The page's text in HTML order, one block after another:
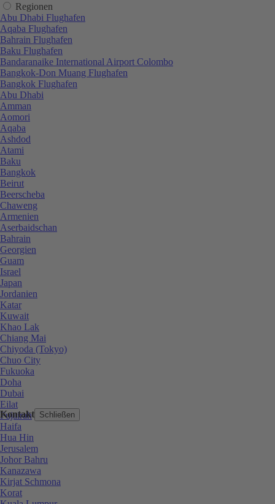
Kontakt Schließen
Regionen
Abu Dhabi Flughafen
Aqaba Flughafen
Bahrain Flughafen
Baku Flughafen
Bandaranaike International Airport Colombo
Bangkok-Don Muang Flughafen
Bangkok Flughafen
Abu Dhabi
Amman
Aomori
Aqaba
Ashdod
Atami
Baku
Bangkok
Beirut
Beerscheba
Chaweng
Armenien
Aserbaidschan
Bahrain
Georgien
Guam
Israel
Japan
Jordanien
Katar
Kuwait
Khao Lak
Chiang Mai
Chiyoda (Tokyo)
Chuo City
Fukuoka
Doha
Dubai
Eilat
Fujairah
Haifa
Hua Hin
Jerusalem
Johor Bahru
Kanazawa
Kirjat Schmona
Korat